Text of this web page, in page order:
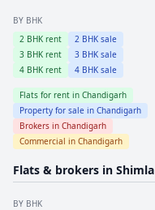
BY BHK
2 BHK rent 2 BHK sale
3 BHK rent 3 BHK sale
4 BHK rent 4 BHK sale
Flats for rent in Chandigarh
Property for sale in Chandigarh
Brokers in Chandigarh
Commercial in Chandigarh
Flats & brokers in Shimla
BY BHK